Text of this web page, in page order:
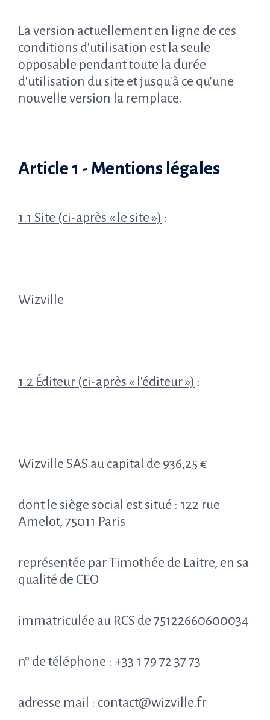
La version actuellement en ligne de ces
conditions d'utilisation est la seule
opposable pendant toute la durée
d'utilisation du site et jusqu'à ce qu'une
nouvelle version la remplace.
Article 1 - Mentions légales
1.1 Site (ci-après « le site ») :
Wizville
1.2 Éditeur (ci-après « l'éditeur ») :
Wizville SAS au capital de 936,25 €
dont le siège social est situé : 122 rue
Amelot, 75011 Paris
représentée par Timothée de Laitre, en sa
qualité de CEO
immatriculée au RCS de 75122660600034
n° de téléphone : +33 1 79 72 37 73
adresse mail : contact@wizville.fr